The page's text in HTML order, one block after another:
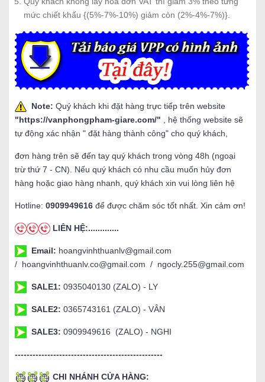
mức chiết khấu {(5%-7%-10%) giảm còn (2%-4%-7%)}.
Note: Quý khách khi đặt hàng trực tiếp trên website
"https://vanphongpham-giare.com/"
, hệ thống website sẽ
tự động xác nhận " đặt hàng thành công" cho quý khách,
đơn hàng trên sẽ đến tay quý khách trong vòng 48h (ngoại
trừ thứ 7 - CN). Nếu quý khách có nhu cầu muốn hủy đơn
hàng hoặc giao hàng nhanh, quý khách xin vui lòng liên hệ
Hotline: 0909949616 để được chăm sóc tốt nhất. Xin cảm ơn!
LIÊN HỆ:.............
Email: hoangvinhthuanlv@gmail.com
/ hoangvinhthuanlv.co@gmail.com / ngocly.255@gmail.com
SALE1: 0935040130 (ZALO) - LY
SALE2: 0365743161 (ZALO) - VÂN
SALE3: 0909949616 (ZALO) - NGHI
--------------------------------------------------
CHI NHÁNH CỬA HÀNG: